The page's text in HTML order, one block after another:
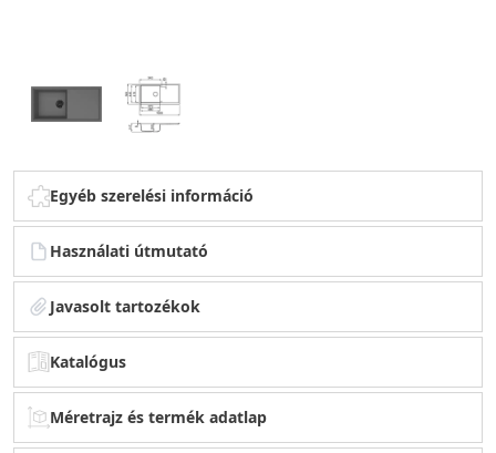
Egyéb szerelési információ
Használati útmutató
Javasolt tartozékok
Katalógus
Méretrajz és termék adatlap